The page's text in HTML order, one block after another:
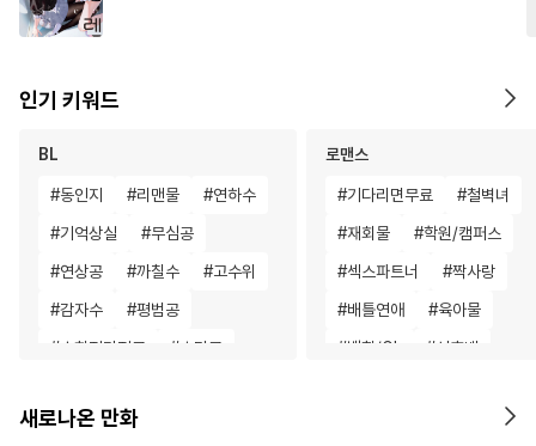
인기 키워드
BL
#동인지 #리맨물 #연하수
#기억상실 #무심공
#연상공 #까칠수 #고수위
#감자수 #평범공
# 수한정다정공 # 초딩공
#소심수 #떡대수
로맨스
#기다리면무료 #철벽녀
#재회물 #학원/캠퍼스
#섹스파트너 #짝사랑
#배틀연애 #육아물
#백합/GL #선후배
드라
새로나온 만화